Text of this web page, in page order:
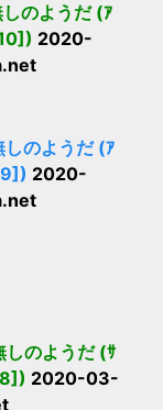
のようだ (ｱ
2020-
のようだ (ｱ
2020-
しのようだ (ｻ
2020-03-